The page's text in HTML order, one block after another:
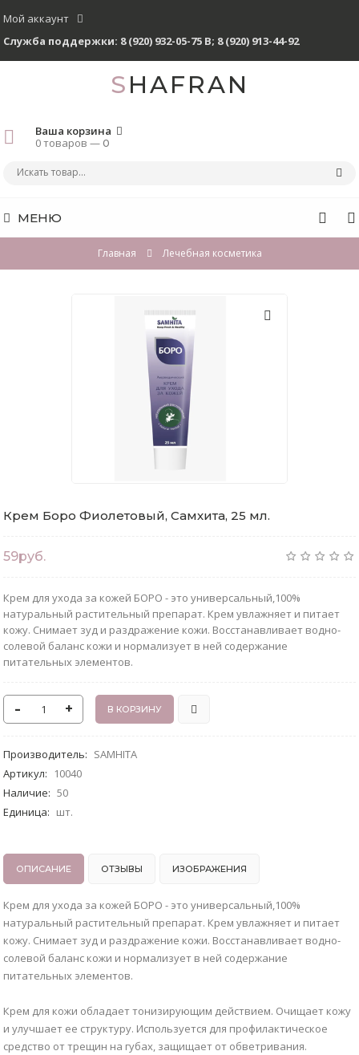
Мой аккаунт
Служба поддержки: 8 (920) 932-05-75 В; 8 (920) 913-44-92
SHAFRAN
Ваша корзина
0 товаров —0
МЕНЮ
Главная Лечебная косметика
Крем Боро Фиолетовый, Самхита, 25 мл.
59руб.
Крем для ухода за кожей БОРО - это универсальный,100%
натуральный растительный препарат. Крем увлажняет и питает
кожу. Снимает зуд и раздражение кожи. Восстанавливает водно-
солевой баланс кожи и нормализует в ней содержание
питательных элементов.
- +
Производитель: SAMHITA
Артикул:
10040
Наличие: 50
Единица: шт.
ОПИСАНИЕ ОТЗЫВЫ ИЗОБРАЖЕНИЯ
Крем для ухода за кожей БОРО - это универсальный,100%
натуральный растительный препарат. Крем увлажняет и питает
кожу. Снимает зуд и раздражение кожи. Восстанавливает водно-
солевой баланс кожи и нормализует в ней содержание
питательных элементов.
Крем для кожи обладает тонизирующим действием. Очищает кожу
и улучшает ее структуру. Используется для профилактическое
средство от трещин на губах, защищает от обветривания.